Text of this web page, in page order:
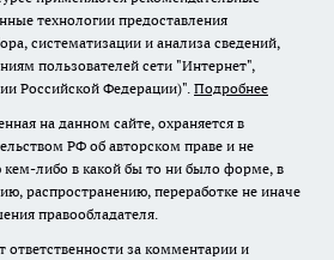
технологии предоставления
систематизации и анализа сведений,
пользователей сети "Интернет",
Российской Федерации)". Подробнее
на данном сайте, охраняется в
РФ об авторском праве и не
либо в какой бы то ни было форме, в
распространению, переработке не иначе
правообладателя.
ответственности за комментарии и